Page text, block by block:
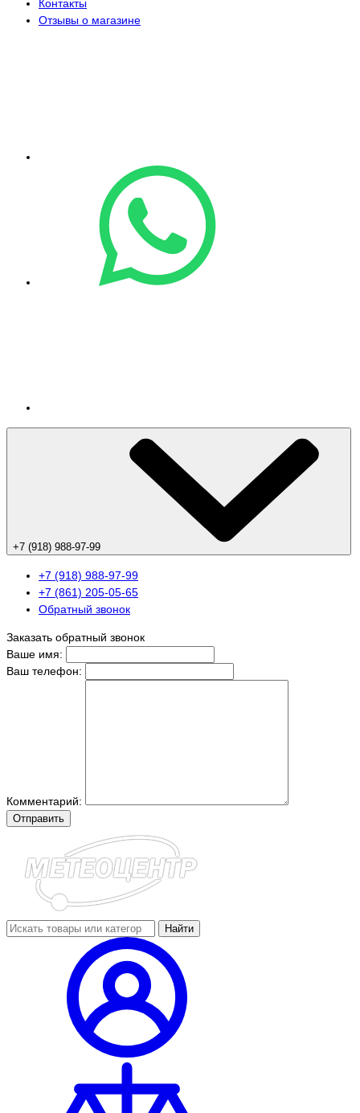
Контакты
Отзывы о магазине
+7 (918) 988-97-99
+7 (918) 988-97-99
+7 (861) 205-05-65
Обратный звонок
Заказать обратный звонок
Ваше имя:
Ваш телефон:
Комментарий:
Отправить
Найти